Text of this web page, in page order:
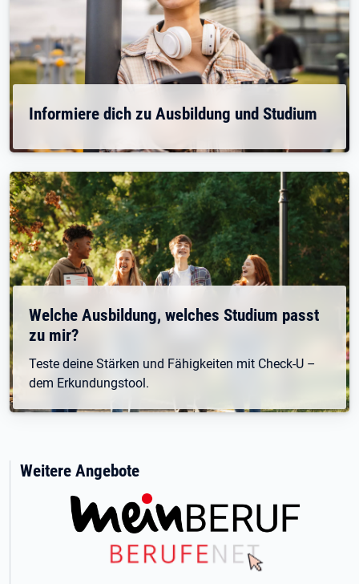
Informiere dich zu Ausbildung und Studium
Welche Ausbildung, welches Studium passt
zu mir?
Teste deine Stärken und Fähigkeiten mit Check-U –
dem Erkundungstool.
Weitere Angebote